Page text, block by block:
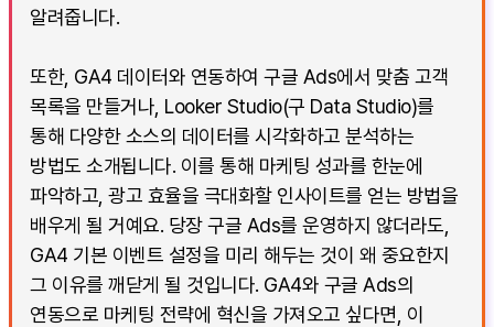
알려줍니다.
또한, GA4 데이터와 연동하여 구글 Ads에서 맞춤 고객
목록을 만들거나, Looker Studio(구 Data Studio)를
통해 다양한 소스의 데이터를 시각화하고 분석하는
방법도 소개됩니다. 이를 통해 마케팅 성과를 한눈에
파악하고, 광고 효율을 극대화할 인사이트를 얻는 방법을
배우게 될 거예요. 당장 구글 Ads를 운영하지 않더라도,
GA4 기본 이벤트 설정을 미리 해두는 것이 왜 중요한지
그 이유를 깨닫게 될 것입니다. GA4와 구글 Ads의
연동으로 마케팅 전략에 혁신을 가져오고 싶다면, 이